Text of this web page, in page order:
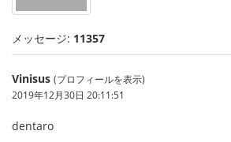
メッセージ: 11357
Vinisus (プロフィールを表示)
2019年12月30日 20:11:51
dentaro